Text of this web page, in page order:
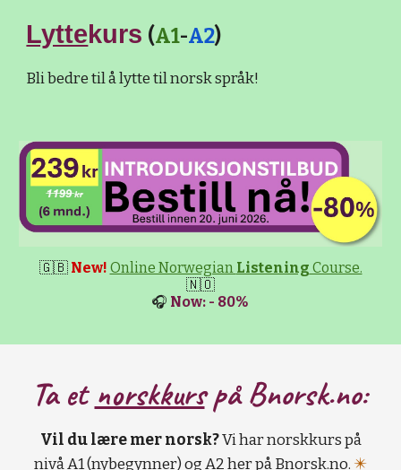
Lyttekurs (A1-A2)
Bli bedre til å lytte til norsk språk!
🇬🇧 New! Online Norwegian Listening Course.
🇳🇴
🎧 Now: - 80%
Ta et norskkurspå Bnorsk.no:
Vil du lære mer norsk?Vi har norskkurs på
nivå A1 (nybegynner) og A2 her på Bnorsk.no. ✴️